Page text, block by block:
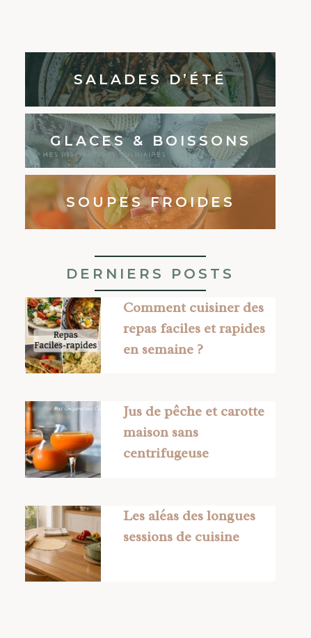
SALADES D’ÉTÉ
GLACES & BOISSONS
SOUPES FROIDES
DERNIERS POSTS
Comment cuisiner des
repas faciles et rapides
en semaine ?
Jus de pêche et carotte
maison sans
centrifugeuse
Les aléas des longues
sessions de cuisine